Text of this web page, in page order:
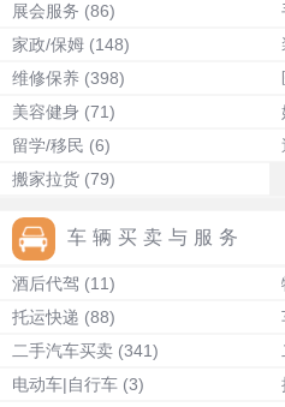
展会服务 (86)
家政/保姆 (148)
维修保养 (398)
美容健身 (71)
留学/移民 (6)
搬家拉货 (79)
车辆买卖与服务
酒后代驾 (11)
托运快递 (88)
二手汽车买卖 (341)
电动车|自行车 (3)